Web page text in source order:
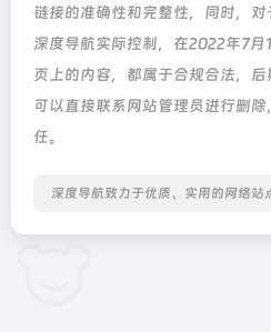
链接的准确性和完整性，同时，
深度导航实际控制，在2022年7月
页上的内容，都属于合规合法，后
可以直接联系网站管理员进行删
任。
深度导航致力于优质、实用的网络站